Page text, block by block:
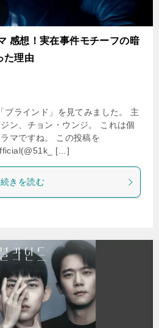
感想！実在事件モチーフの暗
た理由
ブラインド」を見てみました。 主
ン、チョン・ウンジ。 これは個
マですね。 この投稿を
[…]
続きを読む